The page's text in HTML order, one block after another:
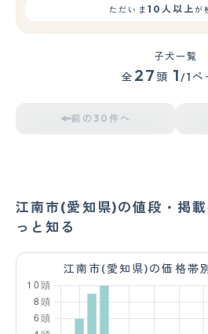
ただいま 10人以上が
子犬一覧
全 27 頭 1/1ペ
前の30件へ
江南市(愛知県)の値段・掲
っと知る
江南市(愛知県)の価格帯